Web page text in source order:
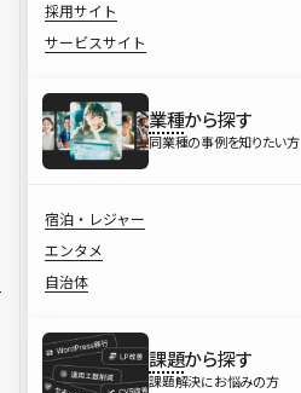
採用サイト
サービスサイト
業種から探す
同業種の事例を知りたい方
宿泊・レジャー
エンタメ
自治体
課題から探す
課題解決にお悩みの方